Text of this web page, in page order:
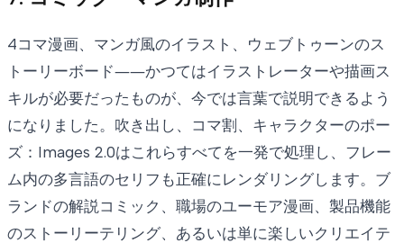
4コマ漫画、マンガ風のイラスト、ウェブトゥーンのス
トーリーボード――かつてはイラストレーターや描画ス
キルが必要だったものが、今では言葉で説明できるよう
になりました。吹き出し、コマ割、キャラクターのポー
ズ：Images 2.0はこれらすべてを一発で処理し、フレー
ム内の多言語のセリフも正確にレンダリングします。ブ
ランドの解説コミック、職場のユーモア漫画、製品機能
のストーリーテリング、あるいは単に楽しいクリエイテ